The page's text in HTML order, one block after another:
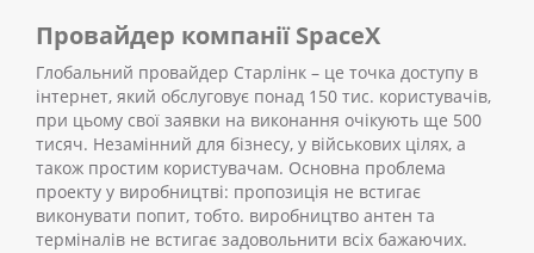
Провайдер компанії SpaceX
Глобальний провайдер Старлінк – це точка доступу в
інтернет, який обслуговує понад 150 тис. користувачів,
при цьому свої заявки на виконання очікують ще 500
тисяч. Незамінний для бізнесу, у військових цілях, а
також простим користувачам. Основна проблема
проекту у виробництві: пропозиція не встигає
виконувати попит, тобто. виробництво антен та
терміналів не встигає задовольнити всіх бажаючих.